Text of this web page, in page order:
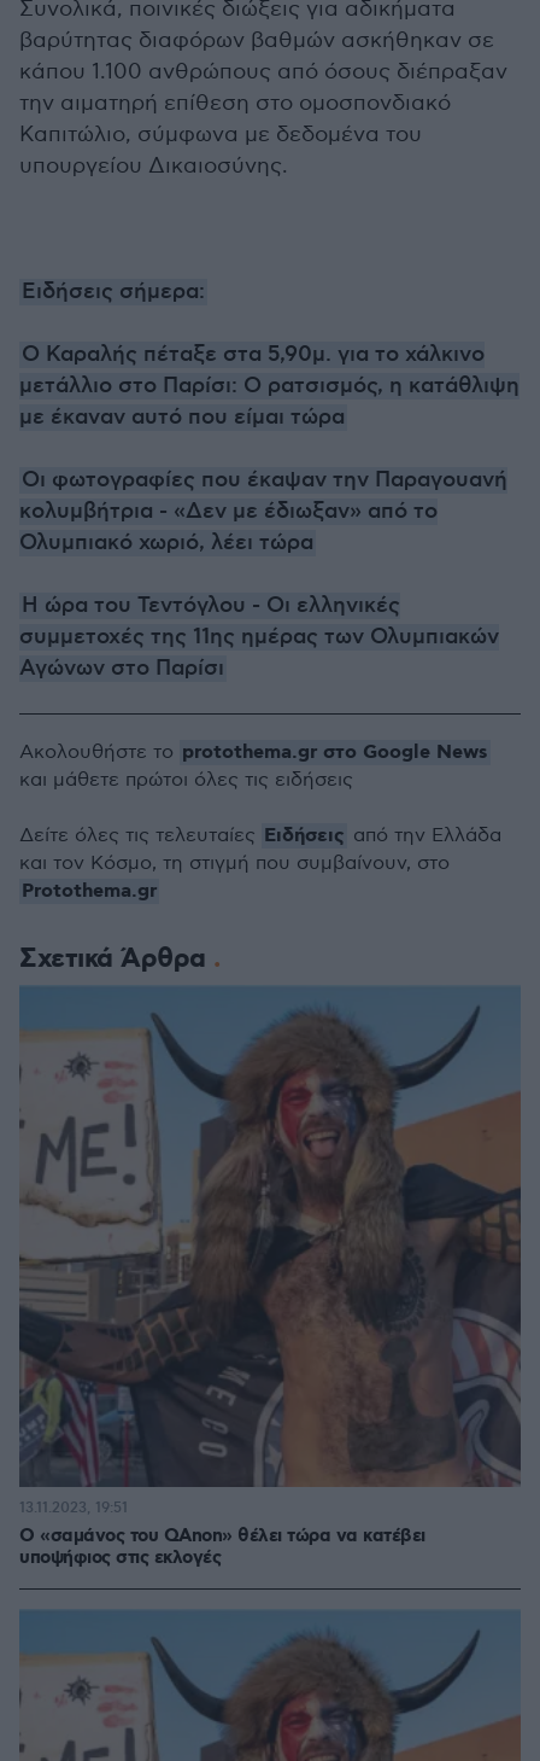
Συνολικά, ποινικές διώξεις για αδικήματα
βαρύτητας διαφόρων βαθμών ασκήθηκαν σε
κάπου 1.100 ανθρώπους από όσους διέπραξαν
την αιματηρή επίθεση στο ομοσπονδιακό
Καπιτώλιο, σύμφωνα με δεδομένα του
υπουργείου Δικαιοσύνης.
Ειδήσεις σήμερα:
Ο Καραλής πέταξε στα 5,90μ. για το χάλκινο
μετάλλιο στο Παρίσι: Ο ρατσισμός, η κατάθλιψη
με έκαναν αυτό που είμαι τώρα
Οι φωτογραφίες που έκαψαν την Παραγουανή
κολυμβήτρια - «Δεν με έδιωξαν» από το
Ολυμπιακό χωριό, λέει τώρα
Η ώρα του Τεντόγλου - Οι ελληνικές
συμμετοχές της 11ης ημέρας των Ολυμπιακών
Αγώνων στο Παρίσι
Σχετικά Άρθρα
Ο «σαμάνος του QAnon» θέλει τώρα να κατέβει
υποψήφιος στις εκλογές
13.11.2023, 19:51
Ακολουθήστε το protothema.gr στο Google News
και μάθετε πρώτοι όλες τις ειδήσεις
Δείτε όλες τις τελευταίες Ειδήσεις από την Ελλάδα
και τον Κόσμο, τη στιγμή που συμβαίνουν, στο
Protothema.gr